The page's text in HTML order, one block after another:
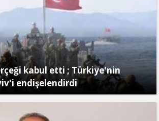
kabul etti ; Türkiye'nin
endişelendirdi